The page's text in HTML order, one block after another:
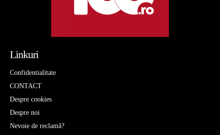
Linkuri
Confidentialitate
CONTACT
Despre cookies
Despre noi
Nevoie de reclamă?